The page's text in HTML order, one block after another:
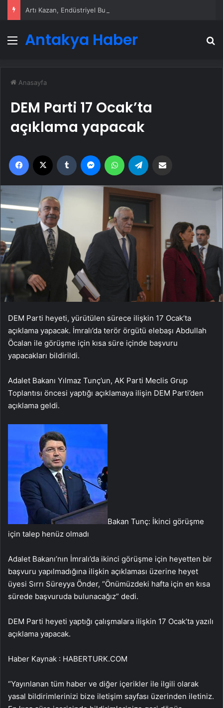
Menü
Antakya Haber
Anasayfa
DEM Parti 17 Ocak’ta
açıklama yapacak
Facebook Tumblr MessengerWhatsApp
DEM Parti heyeti, yürütülen sürece ilişkin 17 Ocak’ta
açıklama yapacak. İmralı’da terör örgütü elebaşı Abdullah
Öcalan ile görüşme için kısa süre içinde başvuru
yapacakları bildirildi.
Adalet Bakanı Yılmaz Tunç’un, AK Parti Meclis Grup
Toplantısı öncesi yaptığı açıklamaya ilişin DEM Parti’den
açıklama geldi.
Bakan Tunç: İkinci görüşme
için talep henüz olmadı
Adalet Bakanı’nın İmralı’da ikinci görüşme için heyetten bir
başvuru yapılmadığına ilişkin açıklaması üzerine heyet
üyesi Sırrı Süreyya Önder, “Önümüzdeki hafta için en kısa
sürede başvuruda bulunacağız” dedi.
DEM Parti heyeti yaptığı çalışmalara ilişkin 17 Ocak’ta yazılı
açıklama yapacak.
Haber Kaynak : HABERTURK.COM
“Yayınlanan tüm haber ve diğer içerikler ile ilgili olarak
yasal bildirimlerinizi bize iletişim sayfası üzerinden iletiniz.